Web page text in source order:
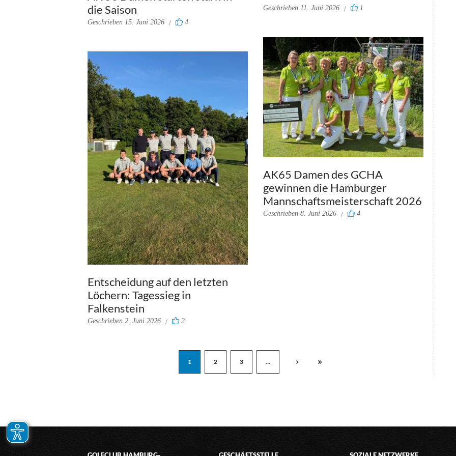
die Saison
Geschrieben 15. Juni 2026 4
Geschrieben 11. Juni 2026 1
AK65 Damen des GCHA
gewinnen die Hamburger
Mannschaftsmeisterschaft 2026
Geschrieben 8. Juni 2026 4
Entscheidung auf den letzten
Löchern: Tagessieg in
Falkenstein
Geschrieben 2. Juni 2026 2
1 2 3 …